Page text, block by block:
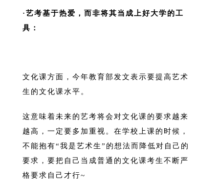
·艺考基于热爱，而非将其当成上好大学的工
具：
文化课方面，今年教育部发文表示要提高艺术
生的文化课水平。
这意味着未来的艺考将会对文化课的要求越来
越高，一定要多加重视。在学校上课的时候，
不能抱有“我是艺术生”的想法而降低对自己的
要求，要把自己当成普通的文化课考生不断严
格要求自己才行~